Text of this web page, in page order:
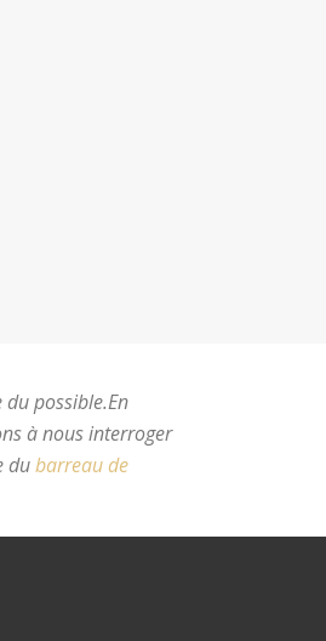
possible.En
à nous interroger
dubarreau de